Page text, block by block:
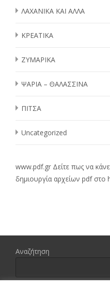
ΛΑΧΑΝΙΚΑ ΚΑΙ ΑΛΛΑ
ΚΡΕΑΤΙΚΑ
ΖΥΜΑΡΙΚΑ
ΨΑΡΙΑ – ΘΑΛΑΣΣΙΝΑ
ΠΙΤΣΑ
Uncategorized
www.pdf.gr Δείτε πως να
δημιουργία αρχείων pdf στο
Αναζήτηση